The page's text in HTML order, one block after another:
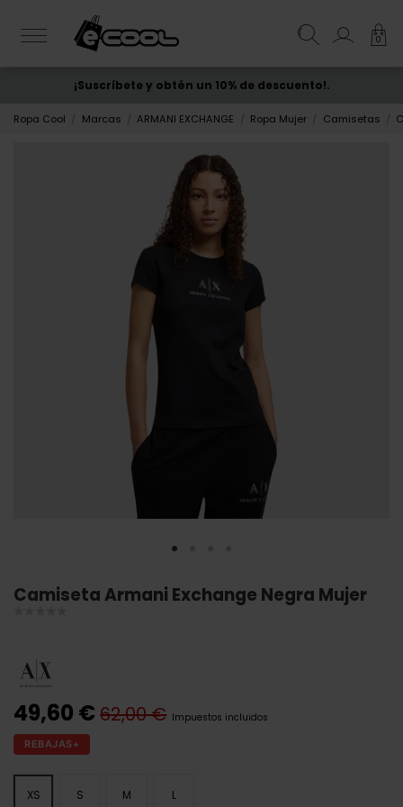
0
ENVÍO GRATIS desde 50€
¡Suscríbete y obtén un 10% de descuento!.
Ropa Cool Marcas ARMANI EXCHANGE Ropa Mujer Camisetas
Camiseta Armani Exchange Negra Mujer
49,60 €62,00 € Impuestos incluidos
REBAJAS+
XS S M L